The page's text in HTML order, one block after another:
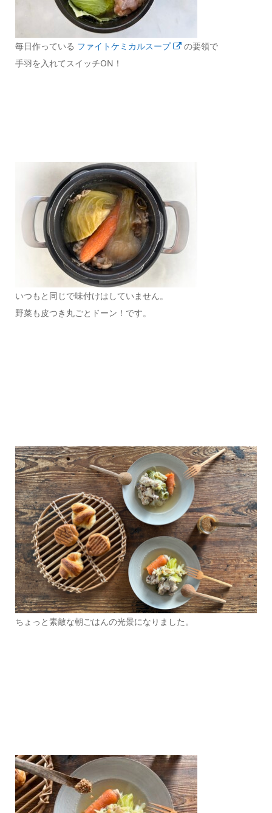
毎日作っている ファイトケミカルスープ
の要領で
手羽を入れてスイッチON！
いつもと同じで味付けはしていません。
野菜も皮つき丸ごとドーン！です。
ちょっと素敵な朝ごはんの光景になりました。